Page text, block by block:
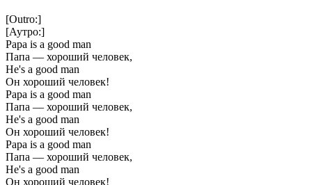
[Outro:]
[Аутро:]
Papa is a good man
Папа — хороший человек,
He's a good man
Он хороший человек!
Papa is a good man
Папа — хороший человек,
He's a good man
Он хороший человек!
Papa is a good man
Папа — хороший человек,
He's a good man
Он хороший человек!